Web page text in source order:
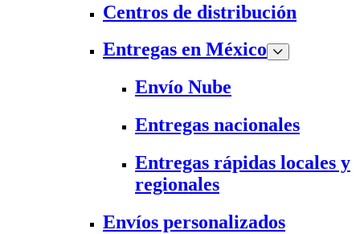
Centros de distribución
Entregas en México
Envío Nube
Entregas nacionales
Entregas rápidas locales y
regionales
Envíos personalizados